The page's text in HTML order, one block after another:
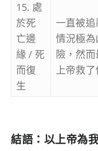
15. 處
於死
亡邊
緣 / 死
而復
生
一直被追
情況極為
險，然
上帝救了
結語：以上帝為